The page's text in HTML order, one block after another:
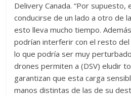
Delivery Canada. “Por
conducirse de un lado a otro de
esto lleva mucho tiempo.
podrían interferir con el resto
lo que podría ser muy
drones permiten a (DSV) eludir
garantizan que esta carga
manos distintas de las de su